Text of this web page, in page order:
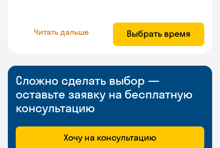
Читать дальше Выбрать время
Сложно сделать выбор —
оставьте заявку на бесплатную
консультацию
Хочу на консультацию